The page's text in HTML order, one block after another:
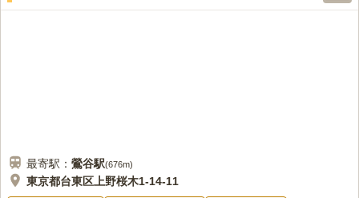
最寄駅： 鶯谷駅(676m)
東京都台東区上野桜木1-14-11